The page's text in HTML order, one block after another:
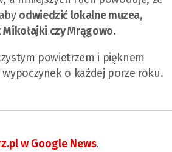
odwiedzić lokalne muzea,
czy Mrągowo.
powietrzem i pięknem
o każdej porze roku.
w Google News.